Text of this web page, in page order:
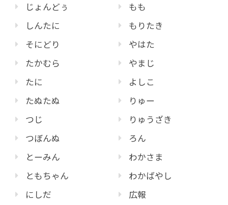
じょんどぅ
しんたに
そにどり
たかむら
たに
たぬたぬ
つじ
つぼんぬ
とーみん
ともちゃん
にしだ
もも
もりたき
やはた
やまじ
よしこ
りゅー
りゅうざき
ろん
わかさま
わかばやし
広報